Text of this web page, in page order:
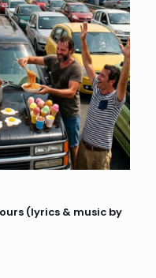
(lyrics & music by